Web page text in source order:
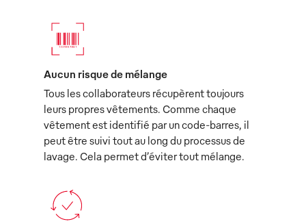
Aucun risque de mélange
Tous les collaborateurs récupèrent toujours
leurs propres vêtements. Comme chaque
vêtement est identifié par un code-barres, il
peut être suivi tout au long du processus de
lavage. Cela permet d’éviter tout mélange.